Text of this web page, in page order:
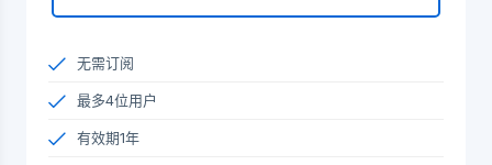
无需订阅
最多4位用户
有效期1年